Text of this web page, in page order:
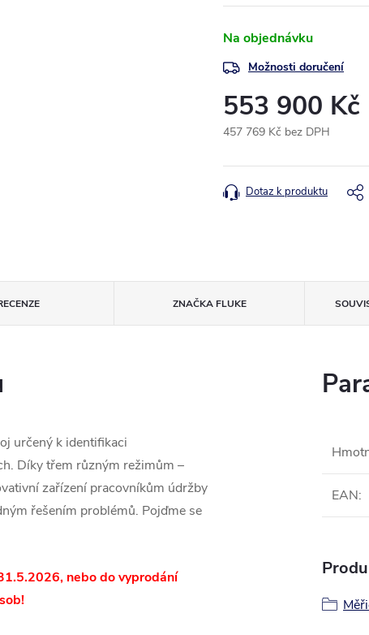
Na objednávku
Možnosti doručení
553 900 Kč
457 769 Kč bez DPH
cena:
Dotaz k produktu
ZNAČKAFLUKE
určený k identifikaci
Díky třem různým režimům –
zařízení pracovníkům údržby
řešením problémů. Pojďme se
nebo do vyprodání
EAN: